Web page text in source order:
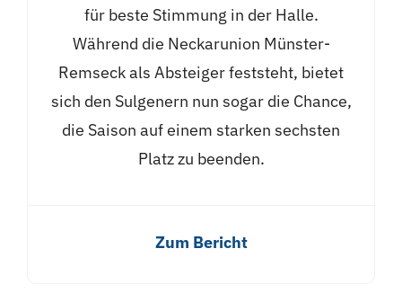
für beste Stimmung in der Halle.
Während die Neckarunion Münster-
Remseck als Absteiger feststeht, bietet
sich den Sulgenern nun sogar die Chance,
die Saison auf einem starken sechsten
Platz zu beenden.
Zum Bericht